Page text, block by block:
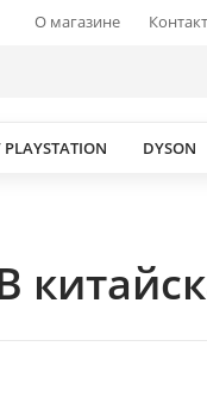
О магазине
PLAYSTATION DYSON